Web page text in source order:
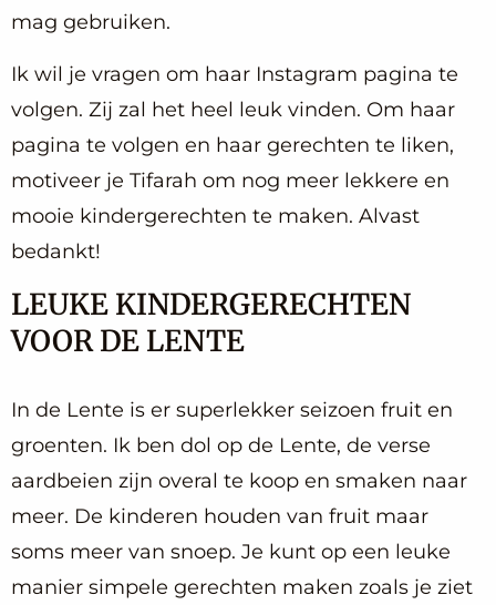
mag gebruiken.
Ik wil je vragen om haar Instagram pagina te
volgen. Zij zal het heel leuk vinden. Om haar
pagina te volgen en haar gerechten te liken,
motiveer je Tifarah om nog meer lekkere en
mooie kindergerechten te maken. Alvast
bedankt!
LEUKE KINDERGERECHTEN
VOOR DE LENTE
In de Lente is er superlekker seizoen fruit en
groenten. Ik ben dol op de Lente, de verse
aardbeien zijn overal te koop en smaken naar
meer. De kinderen houden van fruit maar
soms meer van snoep. Je kunt op een leuke
manier simpele gerechten maken zoals je ziet